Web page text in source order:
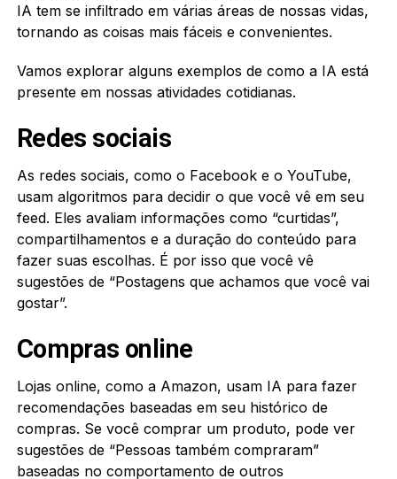
IA tem se infiltrado em várias áreas de nossas vidas,
tornando as coisas mais fáceis e convenientes.
Vamos explorar alguns exemplos de como a IA está
presente em nossas atividades cotidianas.
Redes sociais
As redes sociais, como o Facebook e o YouTube,
usam algoritmos para decidir o que você vê em seu
feed. Eles avaliam informações como “curtidas”,
compartilhamentos e a duração do conteúdo para
fazer suas escolhas. É por isso que você vê
sugestões de “Postagens que achamos que você vai
gostar”.
Compras online
Lojas online, como a Amazon, usam IA para fazer
recomendações baseadas em seu histórico de
compras. Se você comprar um produto, pode ver
sugestões de “Pessoas também compraram”
baseadas no comportamento de outros